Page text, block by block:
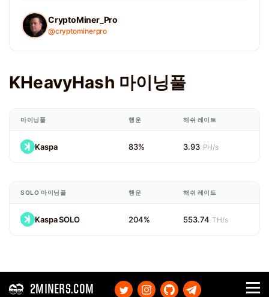
CryptoMiner_Pro
@cryptominerpro
KHeavyHash 마이닝풀
마이닝풀 행운 해쉬 레이트
Kaspa 83% 3.93 PH/s
SOLO 마이닝풀 행운 해쉬 레이트
Kaspa SOLO 204% 553.74 TH/s
2MINERS.COM